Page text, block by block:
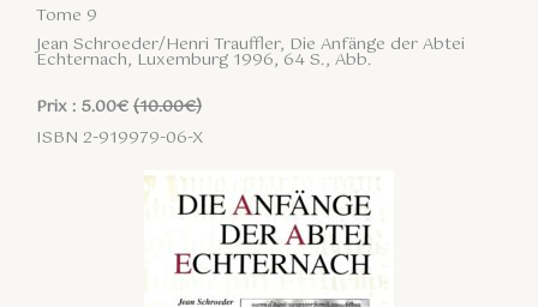
Tome 9
Jean Schroeder/Henri Trauffler, Die Anfänge der Abtei
Echternach, Luxemburg 1996, 64 S., Abb.
Prix : 5.00€(10.00€)
ISBN 2-919979-06-X